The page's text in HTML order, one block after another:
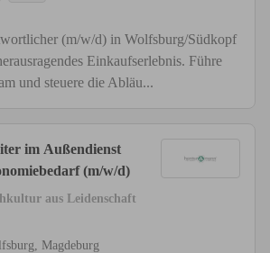
(m/w/d) in Wolfsburg/Südkopf
Einkaufserlebnis. Führe
und steuere die Abläu...
im Außendienst
(m/w/d)
aus Leidenschaft
Magdeburg